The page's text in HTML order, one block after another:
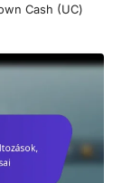
Cash (UC)